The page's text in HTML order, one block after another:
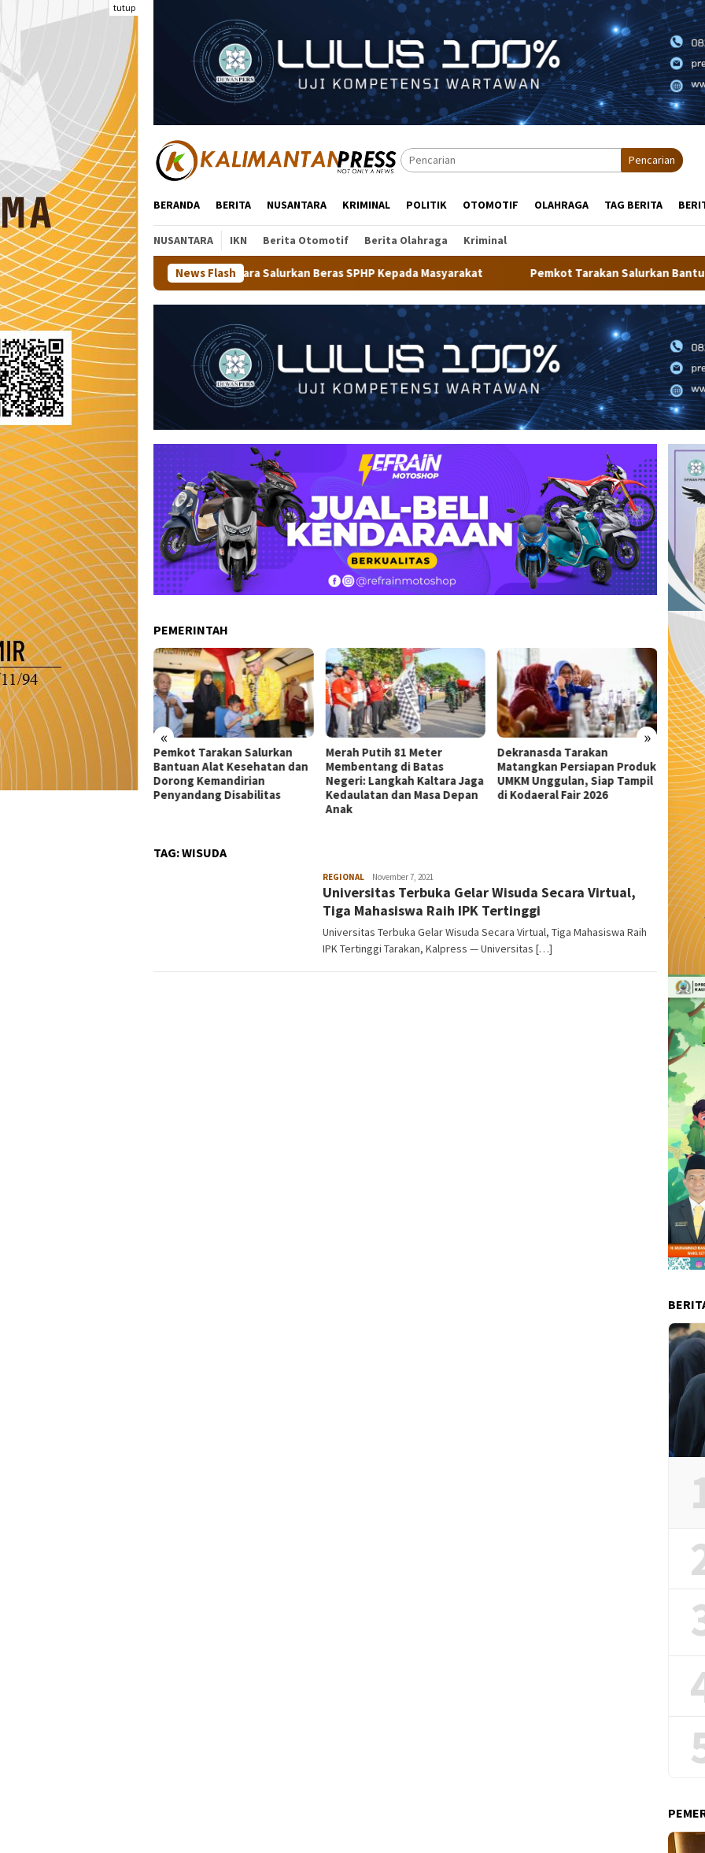
tutup
Pencarian
BERANDA BERITA NUSANTARA KRIMINAL POLITIK OTOMOTIF OLAHRAGA TAG BERITA
NUSANTARA IKN Berita Otomotif Berita Olahraga Kriminal
News Flash
Binmas Polda Kaltara Salurkan Beras SPHP Kepada Masyarakat Pemkot Tarakan Salurkan Bantuan Alat Kesehatan dan
PEMERINTAH
« »
Tarakan Salurkan
Alat Kesehatan dan
Kemandirian
Disabilitas
Merah Putih 81 Meter
Membentang di Batas
Negeri: Langkah Kaltara Jaga
Kedaulatan dan Masa Depan
Dekranasda Tarakan
Matangkan Persiapan Produk
UMKM Unggulan, Siap Tampil
di Kodaeral Fair 2026
Wali Kota Tarakan Apresiasi
Beasiswa PIP Aspirasi Deddy
Sitorus untuk 209 Siswa
TAG:WISUDA
REGIONAL admin
November 7, 2021
Universitas Terbuka Gelar Wisuda Secara Virtual,
Tiga Mahasiswa Raih IPK Tertinggi
Universitas Terbuka Gelar Wisuda Secara Virtual, Tiga Mahasiswa Raih
IPK Tertinggi Tarakan, Kalpress — Universitas […]